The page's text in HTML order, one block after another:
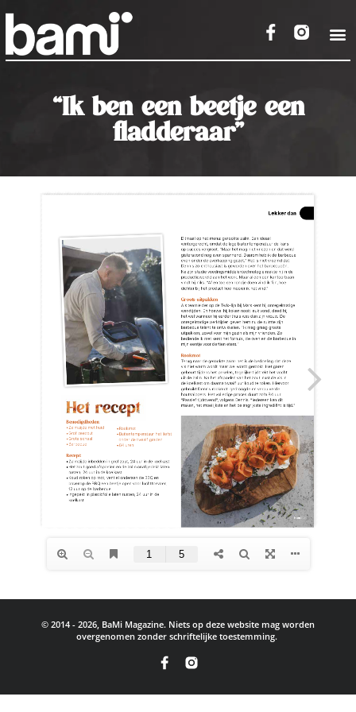
“Ik ben een beetje een
fladderaar”
© 2014 - 2026, BaMi Magazine. Niets op deze website mag worden
overgenomen zonder schriftelijke toestemming.